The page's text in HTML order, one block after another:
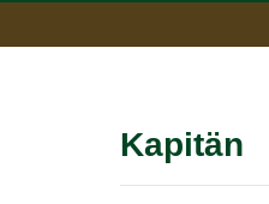
Kapitän